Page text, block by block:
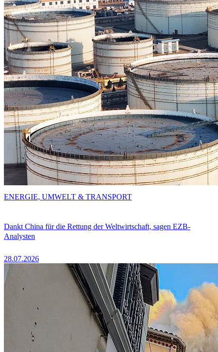
Dankt China für die Rettung der Weltwirtschaft, sagen EZB-
Analysten
28.07.2026
ENERGIE, UMWELT & TRANSPORT